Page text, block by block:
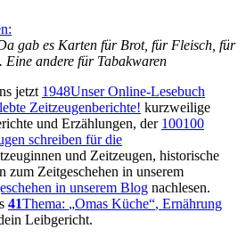
gab es Karten für Brot, für Fleisch, für
andere für Tabakwaren
jetzt 1948Unser Online-Lesebuch
Zeitzeugenberichte! kurzweilige
und Erzählungen, der 100100
schreiben für die
und Zeitzeugen, historische
zum Zeitgeschehen in unserem
in unserem Blog nachlesen.
41Thema: Omas Küche , Ernährung
Leibgericht.